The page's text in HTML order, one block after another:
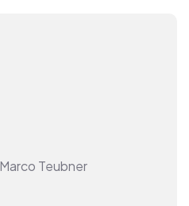
Teubner